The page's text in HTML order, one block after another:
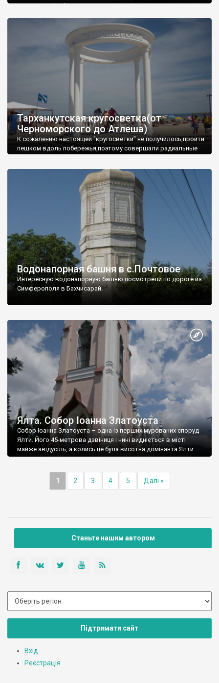
запрошую відвідати це
Тарханкутская кругосветка(от
Черноморского до Атлеша)
К сожалению настоящей "кругосветки" не получилось,пройти
пешком вдоль побережья,поэтому совершали радиальные
Водонапорная башня в с.Почтовое
Интересную водонапорную башню посмотрели по дороге из
Симферополя в Бахчисарай.
Ялта. Собор Іоанна Златоуста
Собор Іоанна Златоуста – одна із перших мурованих споруд
Ялти. Його 45-метрова дзвіниця і нині видніється в місті
майже звідусіль, а колись це була висотна домінанта Ялти.
1 2 3 4 5 Далі »
Станьте нашим автором
Підтримати сайт
Вхід
Реєстрація